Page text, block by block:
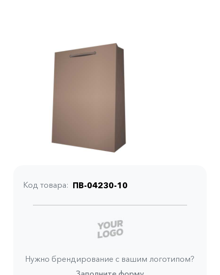
Код товара ПВ-04230-10
Нужно брендирование с вашим логотипом?